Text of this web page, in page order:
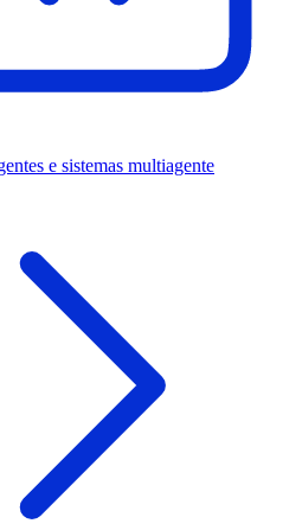
e sistemas multiagente